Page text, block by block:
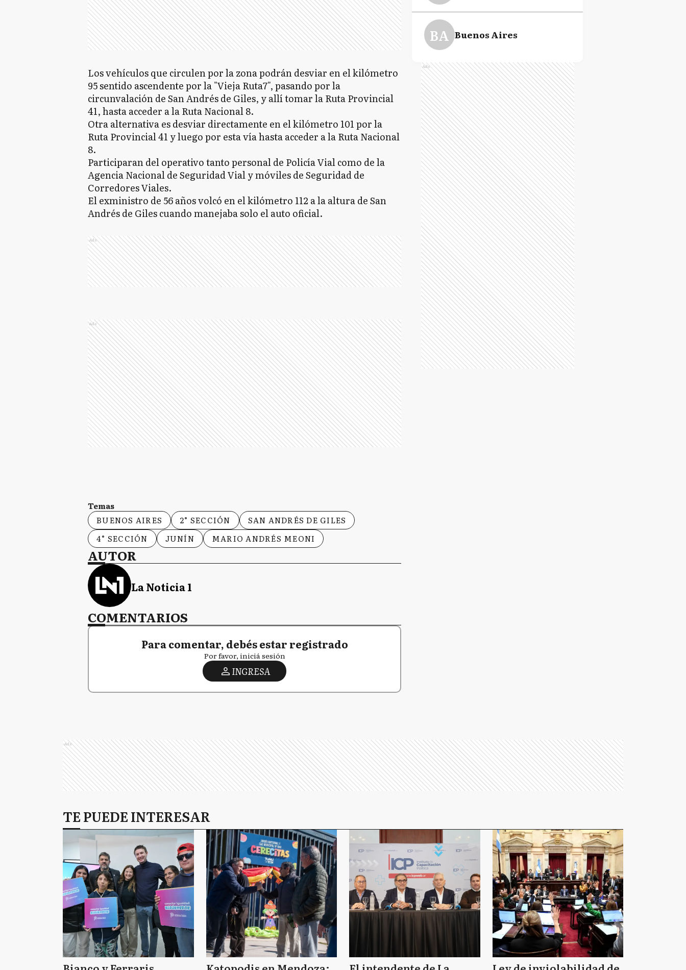
Los vehículos que circulen por la zona podrán desviar en el kilómetro
95 sentido ascendente por la "Vieja Ruta7", pasando por la
circunvalación de San Andrés de Giles, y allí tomar la Ruta Provincial
41, hasta acceder a la Ruta Nacional 8.
Otra alternativa es desviar directamente en el kilómetro 101 por la
Ruta Provincial 41 y luego por esta vía hasta acceder a la Ruta Nacional
8.
Participaran del operativo tanto personal de Policía Vial como de la
Agencia Nacional de Seguridad Vial y móviles de Seguridad de
Corredores Viales.
El exministro de 56 años volcó en el kilómetro 112 a la altura de San
Andrés de Giles cuando manejaba solo el auto oficial.
Ads
Ads
Temas
BUENOS AIRES
2° SECCIÓN
SAN ANDRÉS DE GILES
4° SECCIÓN
JUNÍN MARIO ANDRÉS MEONI
AUTOR
La Noticia 1
COMENTARIOS
Para comentar, debés estar registrado
Por favor, iniciá sesión
INGRESA
BA Buenos Aires
Ads
Ads
TE PUEDE INTERESAR